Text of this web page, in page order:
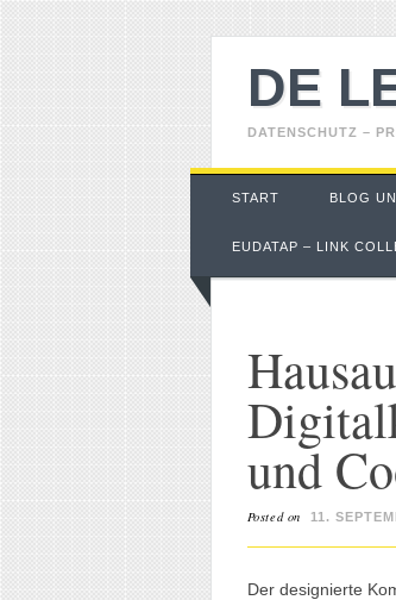
DE
DATENSCHUTZ –
Main menu
Skip
START BLOG
EUDATAP – LINK
und
Posted on 11.
Der designierte